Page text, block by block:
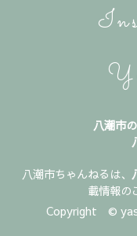
八潮市
八潮市ちゃんねるは、
載情報の
Copyright ©